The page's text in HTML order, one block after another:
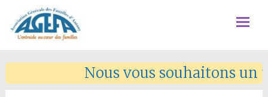
Nous vous souhaitons un